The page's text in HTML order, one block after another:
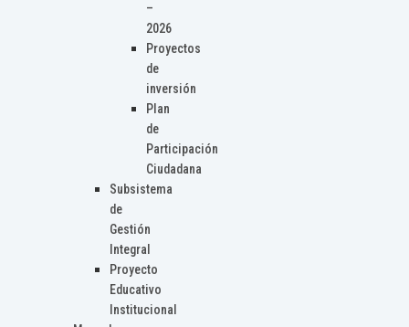
–
2026
Proyectos
de
inversión
Plan
de
Participación
Ciudadana
Subsistema
de
Gestión
Integral
Proyecto
Educativo
Institucional